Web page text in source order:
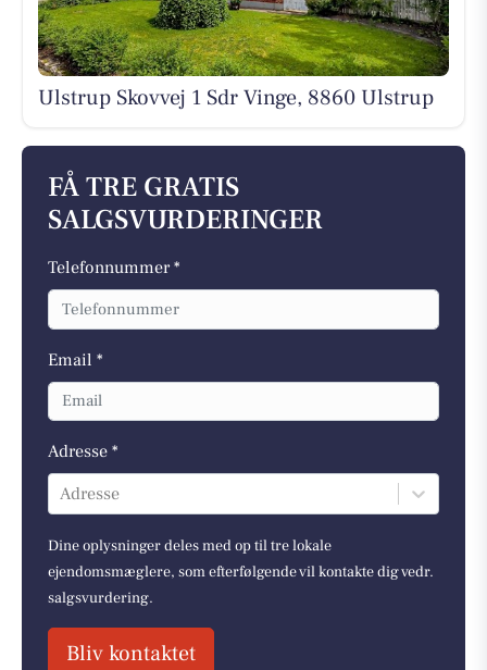
Ulstrup Skovvej 1 Sdr Vinge, 8860 Ulstrup
FÅ TRE GRATIS
SALGSVURDERINGER
Telefonnummer *
Email *
Adresse *
Adresse
Dine oplysninger deles med op til tre lokale
ejendomsmæglere, som efterfølgende vil kontakte dig vedr.
salgsvurdering.
Bliv kontaktet